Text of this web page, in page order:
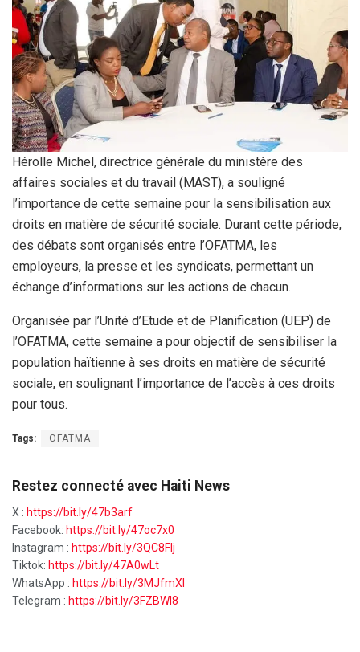
Hérolle Michel, directrice générale du ministère des
affaires sociales et du travail (MAST), a souligné
l’importance de cette semaine pour la sensibilisation aux
droits en matière de sécurité sociale. Durant cette période,
des débats sont organisés entre l’OFATMA, les
employeurs, la presse et les syndicats, permettant un
échange d’informations sur les actions de chacun.
Organisée par l’Unité d’Etude et de Planification (UEP) de
l’OFATMA, cette semaine a pour objectif de sensibiliser la
population haïtienne à ses droits en matière de sécurité
sociale, en soulignant l’importance de l’accès à ces droits
pour tous.
Tags: OFATMA
Restez connecté avec Haiti News
X : https://bit.ly/47b3arf
Facebook: https://bit.ly/47oc7x0
Instagram : https://bit.ly/3QC8FIj
Tiktok: https://bit.ly/47A0wLt
WhatsApp : https://bit.ly/3MJfmXI
Telegram : https://bit.ly/3FZBWI8